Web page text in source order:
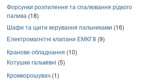
Форсунки розпилення та спалювання рідкого
палива (18)
Шафи та щити керування пальниками (16)
Електромагнітні клапани ЕМКГ8 (9)
Кранове обладнання (10)
Котушки гальмівні (5)
Кромкорошувач (1)